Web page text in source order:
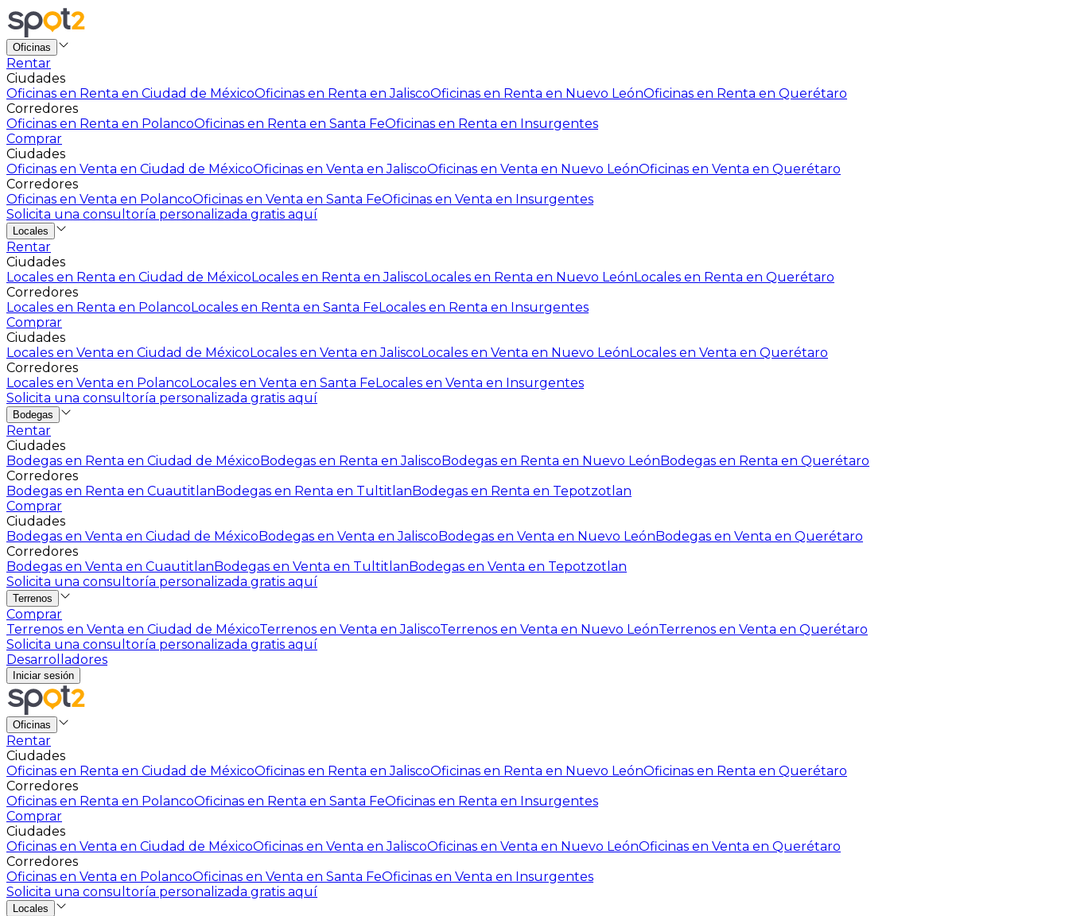
Oficinas
Rentar
Ciudades
Oficinas en Renta en Ciudad de MéxicoOficinas en Renta en JaliscoOficinas en Renta en Nuevo LeónOficinas en Renta en Querétaro
Corredores
Oficinas en Renta en PolancoOficinas en Renta en Santa FeOficinas en Renta en Insurgentes
Comprar
Ciudades
Oficinas en Venta en Ciudad de MéxicoOficinas en Venta en JaliscoOficinas en Venta en Nuevo LeónOficinas en Venta en Querétaro
Corredores
Oficinas en Venta en PolancoOficinas en Venta en Santa FeOficinas en Venta en Insurgentes
Solicita una consultoría personalizada gratis aquí
Locales
Rentar
Ciudades
Locales en Renta en Ciudad de MéxicoLocales en Renta en JaliscoLocales en Renta en Nuevo LeónLocales en Renta en Querétaro
Corredores
Locales en Renta en PolancoLocales en Renta en Santa FeLocales en Renta en Insurgentes
Comprar
Ciudades
Locales en Venta en Ciudad de MéxicoLocales en Venta en JaliscoLocales en Venta en Nuevo LeónLocales en Venta en Querétaro
Corredores
Locales en Venta en PolancoLocales en Venta en Santa FeLocales en Venta en Insurgentes
Solicita una consultoría personalizada gratis aquí
Bodegas
Rentar
Ciudades
Bodegas en Renta en Ciudad de MéxicoBodegas en Renta en JaliscoBodegas en Renta en Nuevo LeónBodegas en Renta en Querétaro
Corredores
Bodegas en Renta en CuautitlanBodegas en Renta en TultitlanBodegas en Renta en Tepotzotlan
Comprar
Ciudades
Bodegas en Venta en Ciudad de MéxicoBodegas en Venta en JaliscoBodegas en Venta en Nuevo LeónBodegas en Venta en Querétaro
Corredores
Bodegas en Venta en CuautitlanBodegas en Venta en TultitlanBodegas en Venta en Tepotzotlan
Solicita una consultoría personalizada gratis aquí
Terrenos
Comprar
Terrenos en Venta en Ciudad de MéxicoTerrenos en Venta en JaliscoTerrenos en Venta en Nuevo LeónTerrenos en Venta en Querétaro
Solicita una consultoría personalizada gratis aquí
Desarrolladores
Iniciar sesión
Oficinas
Rentar
Ciudades
Oficinas en Renta en Ciudad de MéxicoOficinas en Renta en JaliscoOficinas en Renta en Nuevo LeónOficinas en Renta en Querétaro
Corredores
Oficinas en Renta en PolancoOficinas en Renta en Santa FeOficinas en Renta en Insurgentes
Comprar
Ciudades
Oficinas en Venta en Ciudad de MéxicoOficinas en Venta en JaliscoOficinas en Venta en Nuevo LeónOficinas en Venta en Querétaro
Corredores
Oficinas en Venta en PolancoOficinas en Venta en Santa FeOficinas en Venta en Insurgentes
Solicita una consultoría personalizada gratis aquí
Locales